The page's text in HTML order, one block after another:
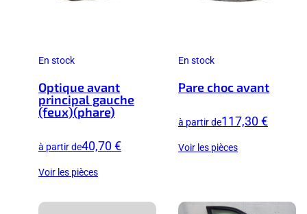
En stock
Optique avant
principal gauche
(feux)(phare)
à partir de40,70 €
Voir les pièces
En stock
Pare choc avant
à partir de117,30 €
Voir les pièces